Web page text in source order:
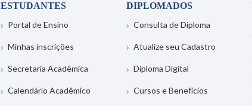
ESTUDANTES
Portal de Ensino
Minhas inscrições
Secretaria Acadêmica
Calendário Acadêmico
DIPLOMADOS
Consulta de Diploma
Atualize seu Cadastro
Diploma Digital
Cursos e Benefícios